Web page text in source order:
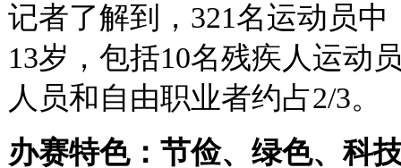
记者了解到，321名运动员
13岁，包括10名残疾人运动
人员和自由职业者约占2/3。
办赛特色：节俭、绿色、科